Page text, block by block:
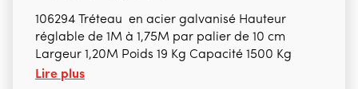
106294 Tréteau en acier galvanisé Hauteur
réglable de 1M à 1,75M par palier de 10 cm
Largeur 1,20M Poids 19 Kg Capacité 1500 Kg
Lire plus